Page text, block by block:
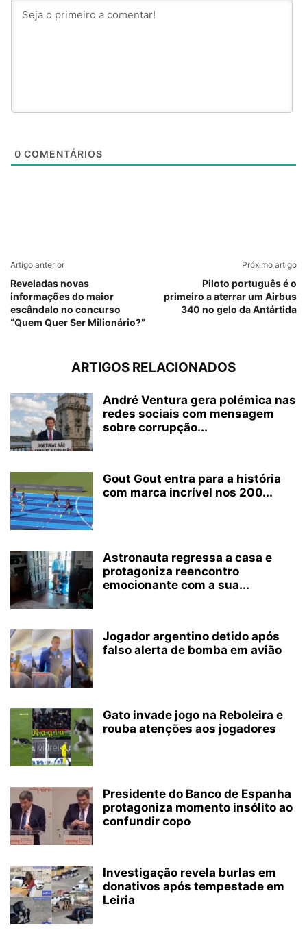
0 COMENTÁRIOS
Artigo anterior
Reveladas novas
informações do maior
escândalo no concurso
“Quem Quer Ser Milionário?”
Próximo artigo
Piloto português é o
primeiro a aterrar um Airbus
340 no gelo da Antártida
ARTIGOS RELACIONADOS
André Ventura gera polémica nas
redes sociais com mensagem
sobre corrupção...
Gout Gout entra para a história
com marca incrível nos 200...
Astronauta regressa a casa e
protagoniza reencontro
emocionante com a sua...
Jogador argentino detido após
falso alerta de bomba em avião
Gato invade jogo na Reboleira e
rouba atenções aos jogadores
Presidente do Banco de Espanha
protagoniza momento insólito ao
confundir copo
Investigação revela burlas em
donativos após tempestade em
Leiria